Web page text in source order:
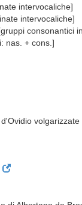
intervocaliche]
intervocaliche]
consonantici
nas. + cons.]
volgarizzate